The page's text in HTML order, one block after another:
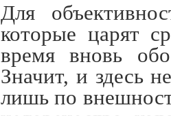
Для
которые царят
время вновь
Значит, и здесь
лишь по